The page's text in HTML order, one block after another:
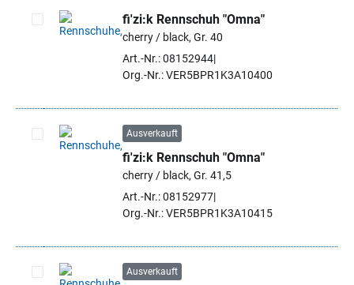
Artikel auswählen
fi'zi:k Rennschuh "Omna"
cherry / black, Gr. 40
Art.-Nr.: 08152944
Org.-Nr.: VER5BPR1K3A10400
Artikel auswählen
Ausverkauft
fi'zi:k Rennschuh "Omna"
cherry / black, Gr. 41,5
Art.-Nr.: 08152977
Org.-Nr.: VER5BPR1K3A10415
Ausverkauft